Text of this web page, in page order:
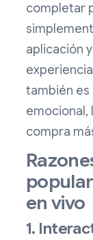
completar
aplicación
también es
emocional,
compra
en vivo
1.